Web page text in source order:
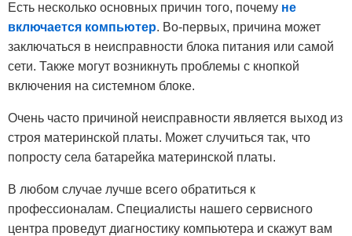
Есть несколько основных причин того, почему не
включается компьютер. Во-первых, причина может
заключаться в неисправности блока питания или самой
сети. Также могут возникнуть проблемы с кнопкой
включения на системном блоке.
Очень часто причиной неисправности является выход из
строя материнской платы. Может случиться так, что
попросту села батарейка материнской платы.
В любом случае лучше всего обратиться к
профессионалам. Специалисты нашего сервисного
центра проведут диагностику компьютера и скажут вам